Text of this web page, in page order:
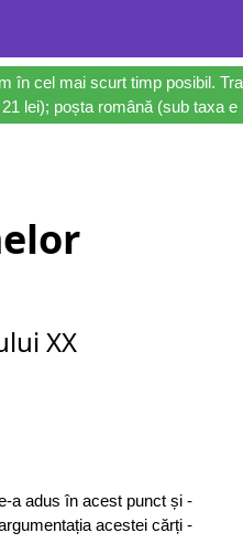
în cel mai scurt timp posibil.
lei); poșta română (sub taxa
XX
a adus în acest punct și -
acestei cărți -